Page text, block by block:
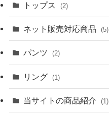
トップス (2)
ネット販売対応商品 (5)
パンツ (2)
リング (1)
当サイトの商品紹介 (1)